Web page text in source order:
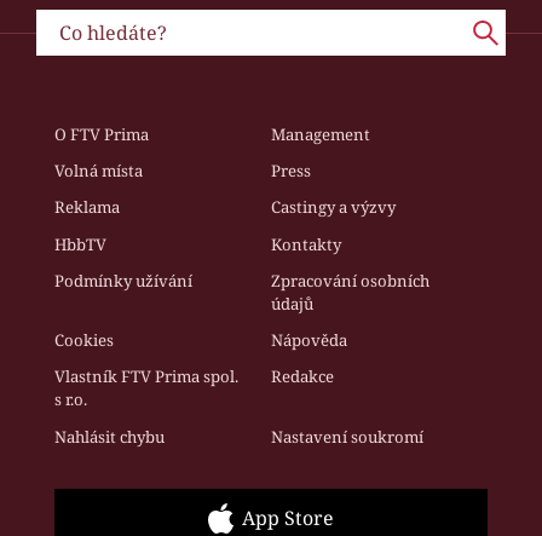
O FTV Prima
Management
Volná místa
Press
Reklama
Castingy a výzvy
HbbTV
Kontakty
Podmínky užívání
Zpracování osobních
údajů
Cookies
Nápověda
Vlastník FTV Prima spol.
s r.o.
Redakce
Nahlásit chybu Nastavení soukromí
App Store